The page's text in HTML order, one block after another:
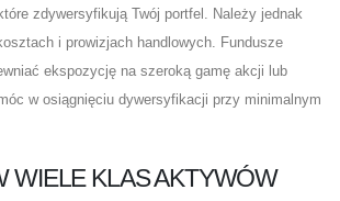
zdywersyfikują Twój portfel. Należy jednak
i prowizjach handlowych. Fundusze
ekspozycję na szeroką gamę akcji lub
w osiągnięciu dywersyfikacji przy minimalnym
WIELE KLAS AKTYWÓW